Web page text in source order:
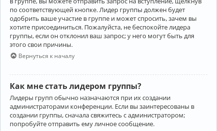
по соответствующей кнопке. Лидер группы должен будет
одобрить ваше участие в группе и может спросить, зачем вы
хотите присоединиться. Пожалуйста, не беспокойте лидера
группы, если он отклонил ваш запрос; у него могут быть для
этого свои причины.
Вернуться к началу
Как мне стать лидером группы?
Лидеры групп обычно назначаются при их создании
администраторами конференции. Если вы заинтересованы в
создании группы, сначала свяжитесь с администратором;
попробуйте отправить ему личное сообщение.